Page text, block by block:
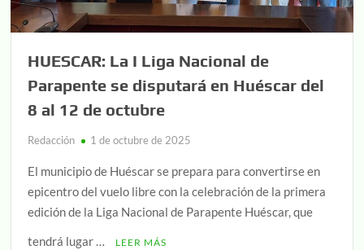
HUESCAR: La I Liga Nacional de
Parapente se disputará en Huéscar del
8 al 12 de octubre
Redacción 1 de octubre de 2025
El municipio de Huéscar se prepara para convertirse en
epicentro del vuelo libre con la celebración de la primera
edición de la Liga Nacional de Parapente Huéscar, que
tendrá lugar …
LEER MÁS